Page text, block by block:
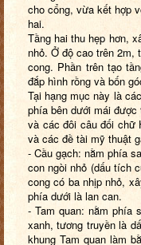
cho cổng, vừa kết hợp
hai.
Tầng hai thu hẹp hơn,
nhỏ. Ở độ cao trên 2m,
cong. Phần trên tạo
đắp hình rồng và bốn
Tại hạng mục này là
phía bên dưới mái
và các đôi câu đối chữ
và các đề tài mỹ thuật
- Cầu gạch: nằm phía
con ngòi nhỏ (dấu tích
cong có ba nhịp nhỏ,
phía dưới là lan can.
- Tam quan: nằm phía
xanh, tương truyền là
khung Tam quan làm